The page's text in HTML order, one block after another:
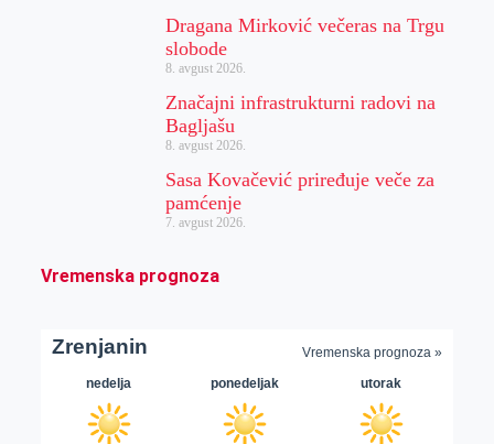
Dragana Mirković večeras na Trgu
slobode
8. avgust 2026.
Značajni infrastrukturni radovi na
Bagljašu
8. avgust 2026.
Sasa Kovačević priređuje veče za
pamćenje
7. avgust 2026.
Vremenska prognoza